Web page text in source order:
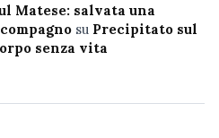
Matese: salvata una
su Precipitato sul
senza vita